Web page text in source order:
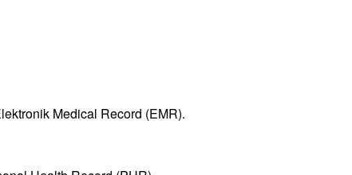
Medical Record (EMR).